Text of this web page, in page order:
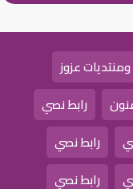
عزوز
رابط نصي
رابط نصي
رابط نصي